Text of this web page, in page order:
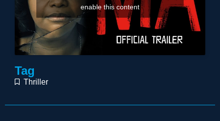
enable this content
Tag
Thriller